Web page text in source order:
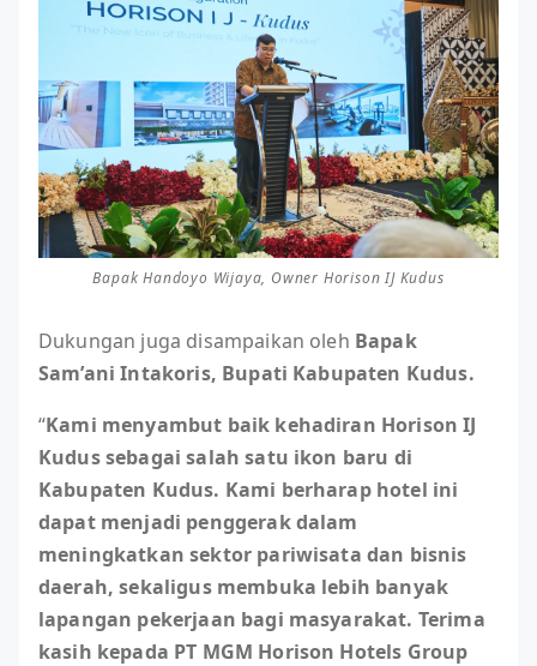
Bapak Handoyo Wijaya, Owner Horison IJ Kudus
Dukungan juga disampaikan oleh Bapak
Sam’ani Intakoris, Bupati Kabupaten Kudus.
“Kami menyambut baik kehadiran Horison IJ
Kudus sebagai salah satu ikon baru di
Kabupaten Kudus. Kami berharap hotel ini
dapat menjadi penggerak dalam
meningkatkan sektor pariwisata dan bisnis
daerah, sekaligus membuka lebih banyak
lapangan pekerjaan bagi masyarakat. Terima
kasih kepada PT MGM Horison Hotels Group